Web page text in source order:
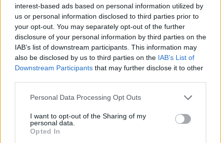
interest-based ads based on personal information utilized by
us or personal information disclosed to third parties prior to
your opt-out. You may separately opt-out of the further
disclosure of your personal information by third parties on the
IAB’s list of downstream participants. This information may
also be disclosed by us to third parties on the IAB’s List of
Downstream Participants that may further disclose it to other
Personal Data Processing Opt Outs
I want to opt-out of the Sharing of my
personal data.
Opted In
Brak ochoty na seks w związku
2 lata razem i rok po ślubie a ja nie mam ochoty
na seks. To nie jest raczej normalne co nie? :(
Zaczynało się to powoli. Obecnie seks mógłby
dla mnie istnieć. Robię to z uwagi na męża.
przestałam brać kilka miesięcy temu tak wiec
nie? ).
Forum:Ginekologia - forum dla rodziny i
pacjentki
POWIĄZANE
Tematy przezierność karkowa